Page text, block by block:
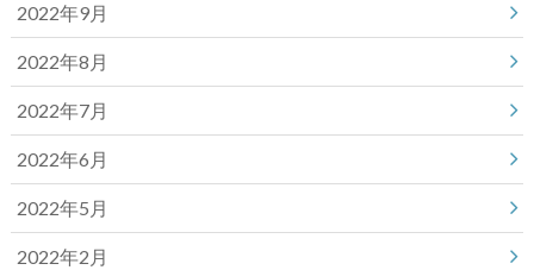
2022年9月
2022年8月
2022年7月
2022年6月
2022年5月
2022年2月